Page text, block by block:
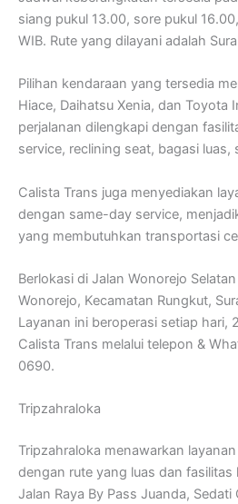
siang pukul 13.00, sore pukul
WIB. Rute yang dilayani adalah
Pilihan kendaraan yang tersedia
Hiace, Daihatsu Xenia, dan Toyota
perjalanan dilengkapi dengan
service, reclining seat, bagasi luas,
Calista Trans juga menyediakan
dengan same-day service,
yang membutuhkan transportasi
Berlokasi di Jalan Wonorejo
Wonorejo, Kecamatan Rungkut,
Layanan ini beroperasi setiap hari,
Calista Trans melalui telepon &
0690.
Tripzahraloka
Tripzahraloka menawarkan
dengan rute yang luas dan fasilitas
Jalan Raya By Pass Juanda, Sedati